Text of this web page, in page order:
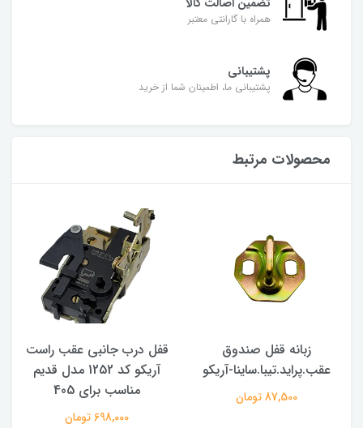
همراه با گارانتی معتبر
پشتیبانی
پشتیبانی ما، اطمینان شما از خرید
محصولات مرتبط
زبانه قفل صندوق
عقب.پراید.تیبا.ساینا-آریکو
87,500 تومان
قفل درب جانبی عقب راست
آریکو کد 1252 مدل قدیم
مناسب برای 405
698,000 تومان